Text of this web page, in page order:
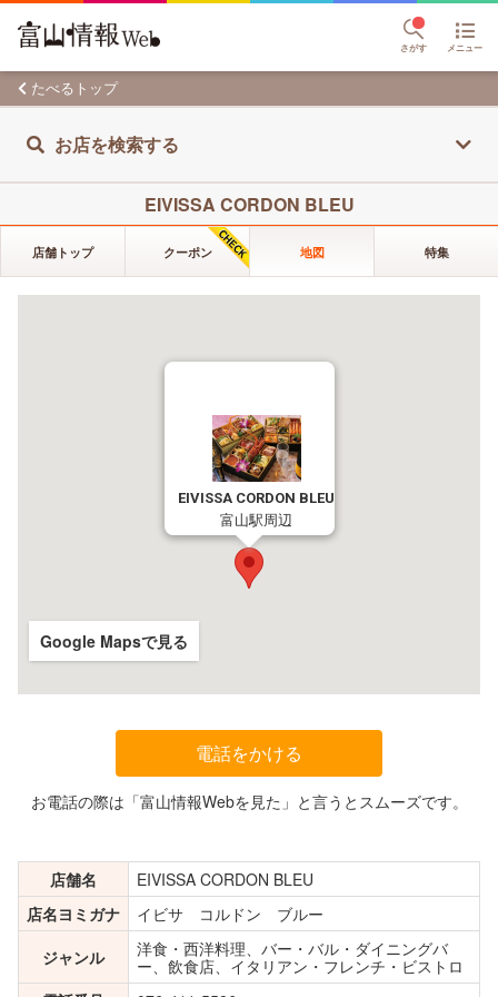
さがす メニュー
たべるトップ
お店を検索する
EIVISSA CORDON BLEU
店舗トップ クーポン 地図 特集
EIVISSA CORDON BLEU
富山駅周辺
Google Mapsで見る
電話をかける
お電話の際は「富山情報Webを見た」と言うとスムーズです。
店舗名
EIVISSA CORDON BLEU
店名ヨミガナ
イビサ コルドン ブルー
ジャンル
洋食・西洋料理、バー・バル・ダイニングバ
ー、飲食店、イタリアン・フレンチ・ビストロ